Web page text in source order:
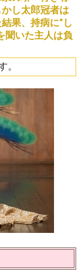
し太郎冠者は
果、持病に"し
聞いた主人は負
。